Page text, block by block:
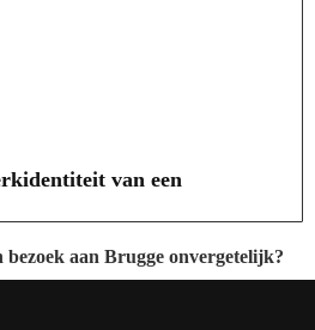
van een
bezoek aan Brugge onvergetelijk?